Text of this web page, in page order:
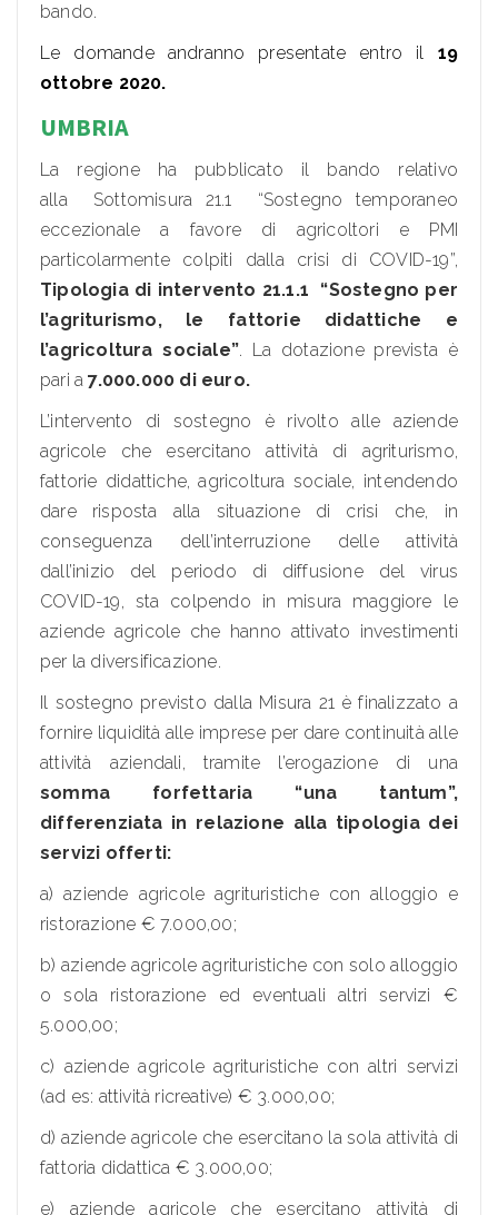
bando.
Le domande andranno presentate entro il 19
ottobre 2020.
UMBRIA
La regione ha pubblicato il bando relativo
alla Sottomisura 21.1 “Sostegno temporaneo
eccezionale a favore di agricoltori e PMI
particolarmente colpiti dalla crisi di COVID-19”,
Tipologia di intervento 21.1.1 “Sostegno per
l’agriturismo, le fattorie didattiche e
l’agricoltura sociale”. La dotazione prevista è
pari a7.000.000 di euro.
L’intervento di sostegno è rivolto alle aziende
agricole che esercitano attività di agriturismo,
fattorie didattiche, agricoltura sociale, intendendo
dare risposta alla situazione di crisi che, in
conseguenza dell’interruzione delle attività
dall’inizio del periodo di diffusione del virus
COVID-19, sta colpendo in misura maggiore le
aziende agricole che hanno attivato investimenti
per la diversificazione.
Il sostegno previsto dalla Misura 21 è finalizzato a
fornire liquidità alle imprese per dare continuità alle
attività aziendali, tramite l’erogazione di una
somma forfettaria “una tantum”,
differenziata in relazione alla tipologia dei
servizi offerti:
a) aziende agricole agrituristiche con alloggio e
ristorazione € 7.000,00;
b) aziende agricole agrituristiche con solo alloggio
o sola ristorazione ed eventuali altri servizi €
5.000,00;
c) aziende agricole agrituristiche con altri servizi
(ad es: attività ricreative) € 3.000,00;
d) aziende agricole che esercitano la sola attività di
fattoria didattica € 3.000,00;
e) aziende agricole che esercitano attività di